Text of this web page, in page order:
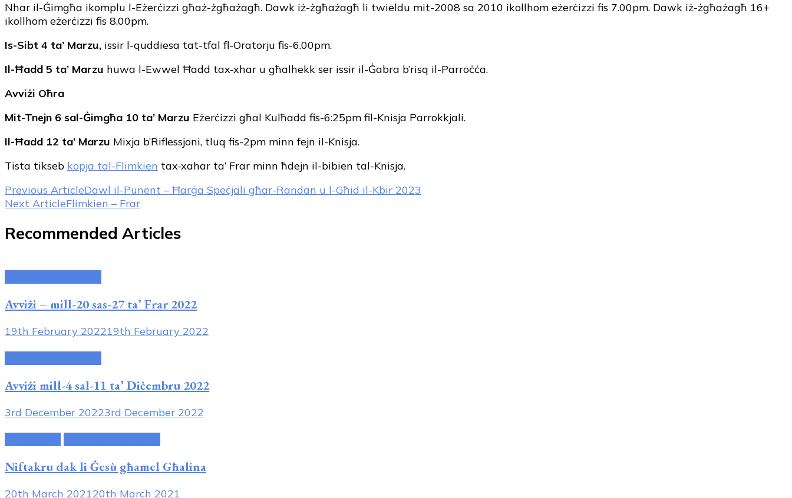
Nhar il-Ġimgħa ikomplu l-Eżerċizzi għaż-żgħażagħ. Dawk iż-żgħażagħ li twieldu mit-2008 sa 2010 ikollhom eżerċizzi fis 7.00pm. Dawk iż-żgħażagħ 16+
ikollhom eżerċizzi fis 8.00pm.
Is-Sibt 4 ta’ Marzu, issir l-quddiesa tat-tfal fl-Oratorju fis-6.00pm.
Il-Ħadd 5 ta’ Marzu huwa l-Ewwel Ħadd tax-xhar u għalhekk ser issir il-Ġabra b’risq il-Parroċċa.
Avviżi Oħra
Mit-Tnejn 6 sal-Ġimgħa 10 ta’ Marzu Eżerċizzi għal Kulħadd fis-6:25pm fil-Knisja Parrokkjali.
Il-Ħadd 12 ta’ Marzu Mixja b’Riflessjoni, tluq fis-2pm minn fejn il-Knisja.
Tista tikseb kopja tal-Flimkien tax-xahar ta’ Frar minn ħdejn il-bibien tal-Knisja.
Post
Navigation
Previous ArticleDawl il-Punent – Ħarġa Speċjali għar-Randan u l-Għid il-Kbir 2023
Next ArticleFlimkien – Frar
Recommended Articles
Avviżi – mill-20 sas-27 ta’ Frar 2022
19th February 202219th February 2022
Avviżi mill-4 sal-11 ta’ Diċembru 2022
3rd December 20223rd December 2022
Niftakru dak li Ġesù għamel Għalina
20th March 202120th March 2021